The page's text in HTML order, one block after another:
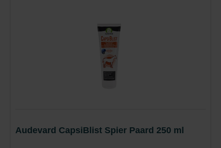
Audevard CapsiBlist Spier Paard 250 ml